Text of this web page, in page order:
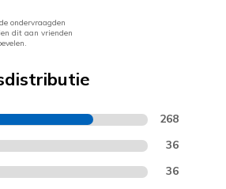
ondervraagden
dit aan vrienden
268
36
36